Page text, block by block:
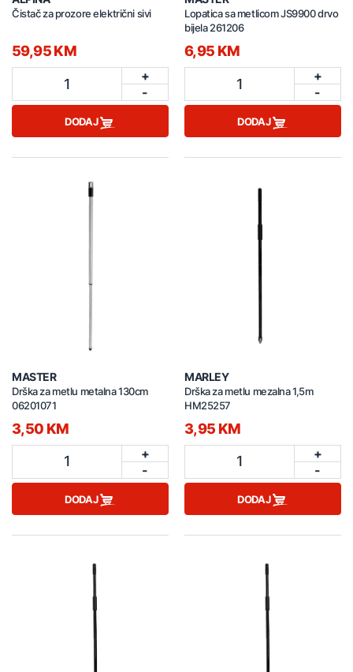
Čistač za prozore električni sivi
59,95 KM
1
+
-
DODAJ
Lopatica sa metlicom JS9900 drvo
bijela 261206
6,95 KM
1
+
-
DODAJ
MASTER
Drška za metlu metalna 130cm
06201071
3,50 KM
1
+
-
DODAJ
MARLEY
Drška za metlu mezalna 1,5m
HM25257
3,95 KM
1
+
-
DODAJ